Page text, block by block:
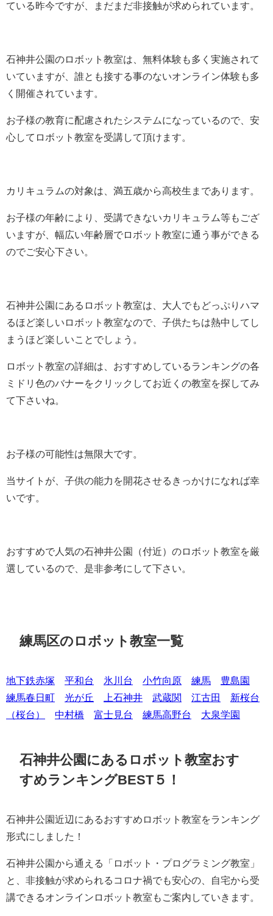
ている昨今ですが、まだまだ非接触が求められています。
石神井公園のロボット教室は、無料体験も多く実施されて
いていますが、誰とも接する事のないオンライン体験も多
く開催されています。
お子様の教育に配慮されたシステムになっているので、安
心してロボット教室を受講して頂けます。
カリキュラムの対象は、満五歳から高校生まであります。
お子様の年齢により、受講できないカリキュラム等もござ
いますが、幅広い年齢層でロボット教室に通う事ができる
のでご安心下さい。
石神井公園にあるロボット教室は、大人でもどっぷりハマ
るほど楽しいロボット教室なので、子供たちは熱中してし
まうほど楽しいことでしょう。
ロボット教室の詳細は、おすすめしているランキングの各
ミドリ色のバナーをクリックしてお近くの教室を探してみ
て下さいね。
お子様の可能性は無限大です。
当サイトが、子供の能力を開花させるきっかけになれば幸
いです。
おすすめで人気の石神井公園（付近）のロボット教室を厳
選しているので、是非参考にして下さい。
練馬区のロボット教室一覧
地下鉄赤塚 平和台 氷川台 小竹向原 練馬
豊島園
練馬春日町
光が丘 上石神井 武蔵関 江古田
新桜台
（桜台）
中村橋 富士見台 練馬高野台 大泉学園
石神井公園にあるロボット教室おす
すめランキングBEST５！
石神井公園近辺にあるおすすめロボット教室をランキング
形式にしました！
石神井公園から通える「ロボット・プログラミング教室」
と、非接触が求められるコロナ禍でも安心の、自宅から受
講できるオンラインロボット教室もご案内していきます。